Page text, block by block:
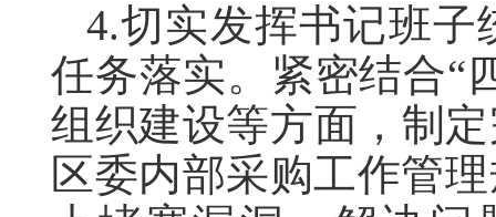
4.切实发挥书记班
任务落实。紧密结合“
组织建设等方面，制
区委内部采购工作管